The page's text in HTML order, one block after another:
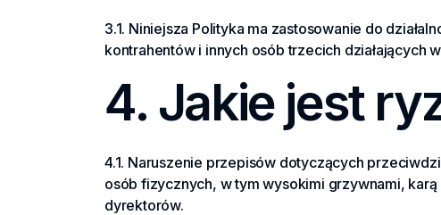
3.1. Niniejsza Polityka ma zastosowanie do
kontrahentów i innych osób trzecich działających
4. Jakie jest
4.1. Naruszenie przepisów dotyczących
osób fizycznych, w tym wysokimi grzywnami,
dyrektorów.